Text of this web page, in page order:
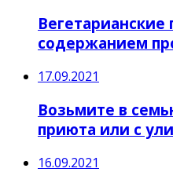
содержанием
17.09.2021
Возьмите в
приюта или с
16.09.2021